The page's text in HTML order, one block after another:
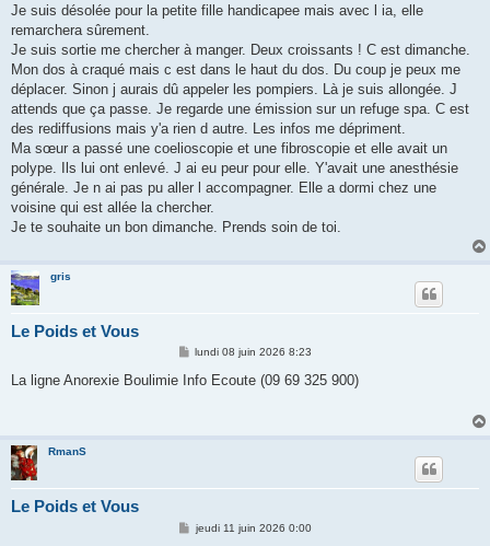
Je suis désolée pour la petite fille handicapee mais avec l ia, elle
remarchera sûrement.
Je suis sortie me chercher à manger. Deux croissants ! C est dimanche.
Mon dos à craqué mais c est dans le haut du dos. Du coup je peux me
déplacer. Sinon j aurais dû appeler les pompiers. Là je suis allongée. J
attends que ça passe. Je regarde une émission sur un refuge spa. C est
des rediffusions mais y'a rien d autre. Les infos me dépriment.
Ma sœur a passé une coelioscopie et une fibroscopie et elle avait un
polype. Ils lui ont enlevé. J ai eu peur pour elle. Y'avait une anesthésie
générale. Je n ai pas pu aller l accompagner. Elle a dormi chez une
voisine qui est allée la chercher.
Je te souhaite un bon dimanche. Prends soin de toi.
gris
Le Poids et Vous
M
s
lundi 08 juin 2026 8:23
La ligne Anorexie Boulimie Info Ecoute (09 69 325 900)
RmanS
Le Poids et Vous
Mjeudi 11 juin 2026 0:00